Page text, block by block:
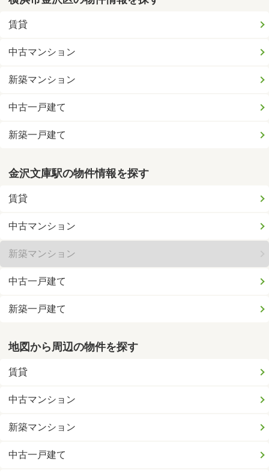
賃貸
中古マンション
新築マンション
中古一戸建て
新築一戸建て
金沢文庫駅の物件情報を探す
賃貸
中古マンション
新築マンション
中古一戸建て
新築一戸建て
地図から周辺の物件を探す
賃貸
中古マンション
新築マンション
中古一戸建て